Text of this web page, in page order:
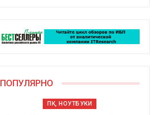
ПОПУЛЯРНО
ПК, НОУТБУКИ